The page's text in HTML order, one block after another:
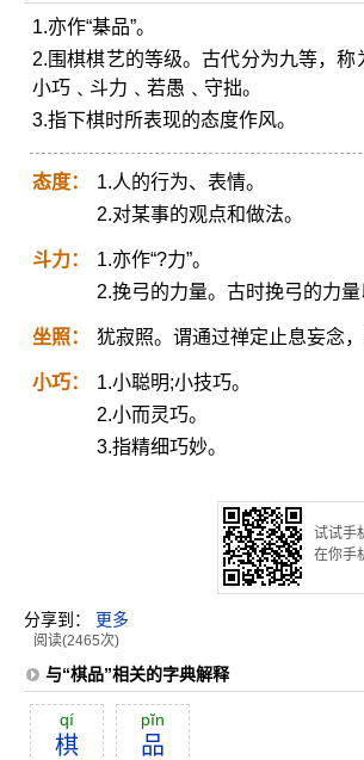
1.亦作“棊品”。
2.围棋棋艺的等级。古代分为九等，
小巧﹑斗力﹑若愚﹑守拙。
3.指下棋时所表现的态度作风。
态度：
1.人的行为、表情。
2.对某事的观点和做法。
斗力：
1.亦作“?力”。
2.挽弓的力量。古时挽弓的力
坐照： 犹寂照。谓通过禅定止息妄念，
小巧：
1.小聪明;小技巧。
2.小而灵巧。
3.指精细巧妙。
试试手
在你手
分享到： 更多
阅读(2465次)
与“棋品”相关的字典解释
qí
棋
pĭn
品